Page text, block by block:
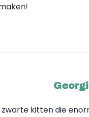
zwarte kitten die